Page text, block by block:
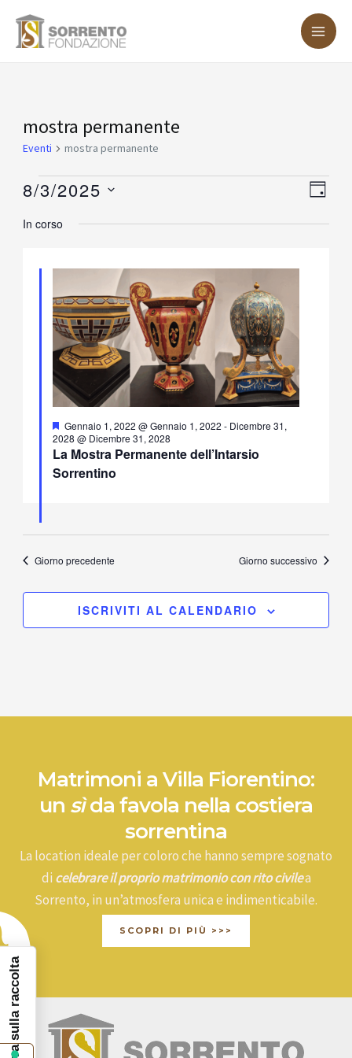
mostra permanente
Eventi mostra permanente
Eventi
for
Agosto
3,
2025
8/3/2025
In corso
La Mostra Permanente dell’Intarsio
Sorrentino
Segnalati
Gennaio 1, 2022 @ Gennaio 1, 2022 - Dicembre 31,
2028 @ Dicembre 31, 2028
Giorno precedente Giorno successivo
ISCRIVITI AL CALENDARIO
Matrimoni a Villa Fiorentino:
un sìda favola nella costiera
sorrentina
La location ideale per coloro che hanno sempre sognato
di celebrare il proprio matrimonio con rito civilea
Sorrento, in un’atmosfera unica e indimenticabile.
SCOPRI DI PIÙ >>>